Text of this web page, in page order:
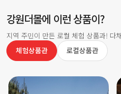
강원더몰에 이런 상품이?
지역 주민이 만든 로컬 체험 상품과! 다
체험상품관
로컬상품관